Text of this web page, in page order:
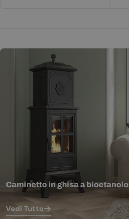
Caminetto in ghisa a bioetanolo
Vedi Tutto